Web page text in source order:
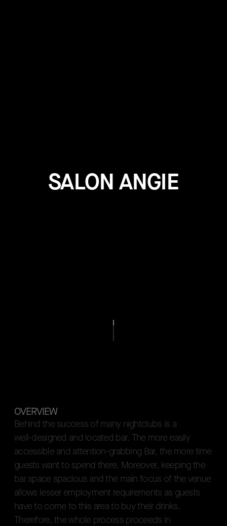
SALON ANGIE
OVERVIEW
Behind the success of many nightc ubs is a
we -designed and ocated bar. The more easi y
accessib e and attention-grabbing Bar, the more time
guests want to spend there. Moreover, keeping the
bar space spacious and the main focus of the venue
a ows esser employment requirements as guests
have to come to this area to buy their drinks.
Therefore, the whoe process proceeds in